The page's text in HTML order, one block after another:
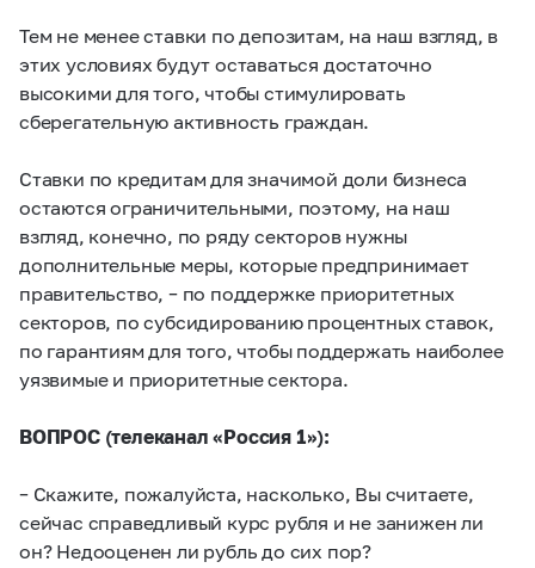
Тем не менее ставки по депозитам, на наш взгляд, в
этих условиях будут оставаться достаточно
высокими для того, чтобы стимулировать
сберегательную активность граждан.
Ставки по кредитам для значимой доли бизнеса
остаются ограничительными, поэтому, на наш
взгляд, конечно, по ряду секторов нужны
дополнительные меры, которые предпринимает
правительство, – по поддержке приоритетных
секторов, по субсидированию процентных ставок,
по гарантиям для того, чтобы поддержать наиболее
уязвимые и приоритетные сектора.
ВОПРОС (телеканал «Россия 1»):
– Скажите, пожалуйста, насколько, Вы считаете,
сейчас справедливый курс рубля и не занижен ли
он? Недооценен ли рубль до сих пор?